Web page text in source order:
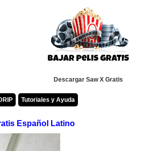
Descargar Saw X Gratis
Tutoriales y Ayuda
Español Latino